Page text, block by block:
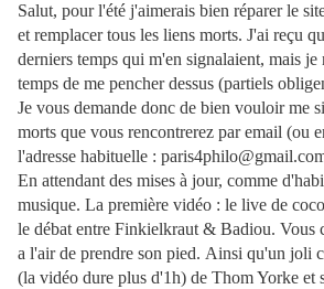
Salut, pour l'été j'aimerais bien réparer le
et remplacer tous les liens morts. J'ai reçu
derniers temps qui m'en signalaient, mais je
temps de me pencher dessus (partiels
Je vous demande donc de bien vouloir me
morts que vous rencontrerez par email (ou
l'adresse habituelle :
En attendant des mises à jour, comme
musique. La première vidéo : le live de
le débat entre Finkielkraut & Badiou. Vous
a l'air de prendre son pied. Ainsi qu'un joli
(la vidéo dure plus d'1h) de Thom Yorke et